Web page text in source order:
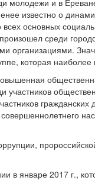
молодежи и в
известно о
основных
среди
которая
в январе 2017 г.,